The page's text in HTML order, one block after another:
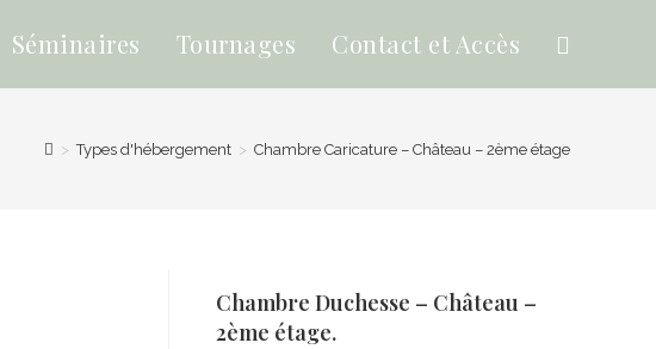
Séminaires Tournages Contact et Accès
> Types d'hébergement > Chambre Caricature – Château – 2ème étage
Chambre Duchesse – Château –
2ème étage.